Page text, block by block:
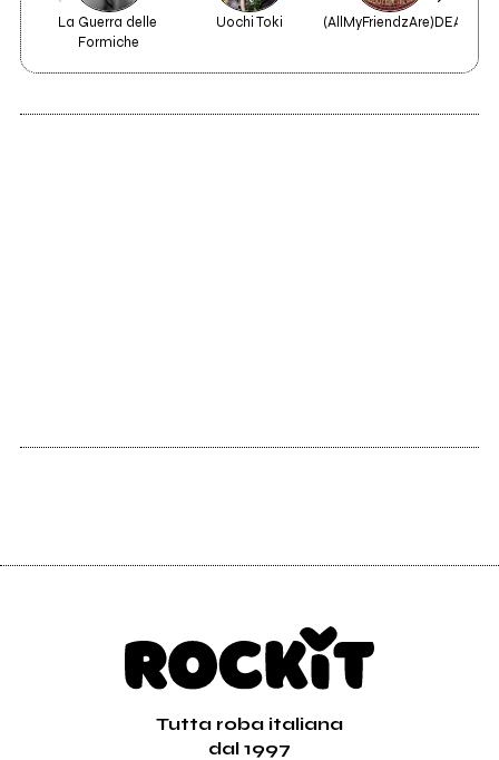
La Guerra delle
Formiche
Uochi Toki (AllMyFriendzAre)DEAD
Tutta roba italiana
dal 1997